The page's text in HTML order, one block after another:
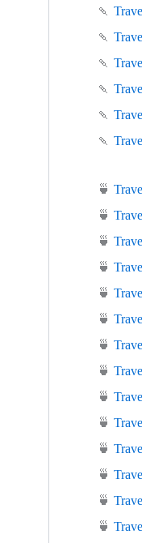
🍡
🍡
🍡
🍡
🍡
🍡
🍵
🍵
🍵
🍵
🍵
🍵
🍵
🍵
🍵
🍵
🍵
🍵
🍵
🍵